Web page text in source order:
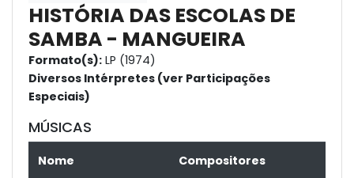
HISTÓRIA DAS ESCOLAS DE
SAMBA - MANGUEIRA
Formato(s): LP (1974)
Diversos Intérpretes (ver Participações
Especiais)
MÚSICAS
Nome Compositores